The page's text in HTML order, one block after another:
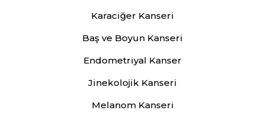
Karaciğer Kanseri
Baş ve Boyun Kanseri
Endometriyal Kanser
Jinekolojik Kanseri
Melanom Kanseri